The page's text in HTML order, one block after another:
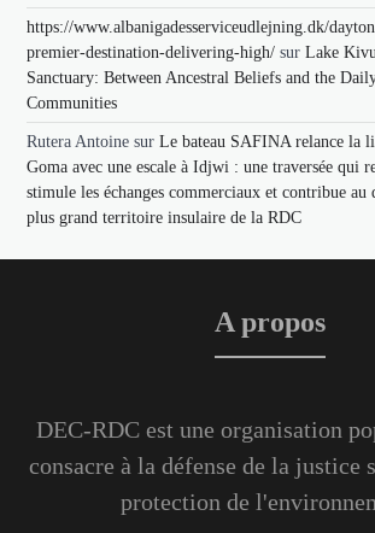
https://www.albanigadesserviceudlejning.dk/
premier-destination-delivering-high/ surLake
Sanctuary: Between Ancestral Beliefs and the
Communities
Rutera Antoine surLe bateau SAFINA relance la
Goma avec une escale à Idjwi : une traversée qui
stimule les échanges commerciaux et contribue au
plus grand territoire insulaire de la RDC
A propos
DEC-RDC est une organisation
consacre à la défense de la justice
protection de